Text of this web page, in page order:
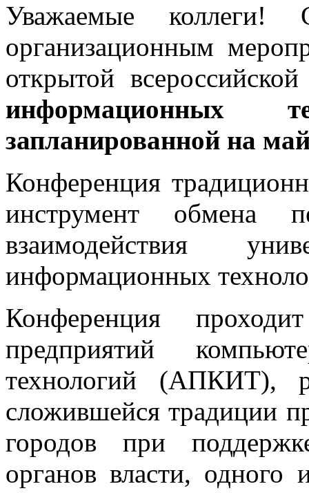
Уважаемые
организационным
открытой
информационных
запланированной на
Конференция
инструмент обмена
взаимодействия
информационных
Конференция
предприятий
технологий (АПКИТ),
сложившейся традиции
городов при
органов власти, одного